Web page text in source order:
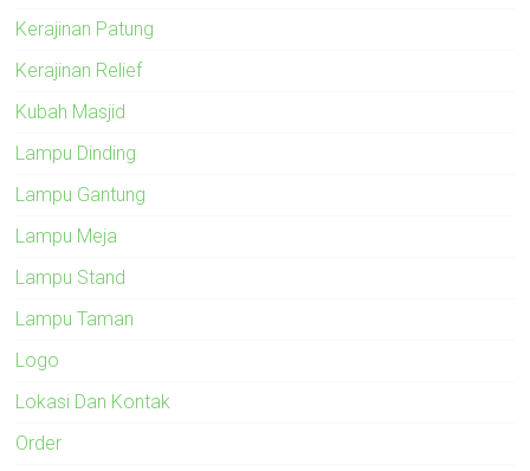
Kerajinan Patung
Kerajinan Relief
Kubah Masjid
Lampu Dinding
Lampu Gantung
Lampu Meja
Lampu Stand
Lampu Taman
Logo
Lokasi Dan Kontak
Order